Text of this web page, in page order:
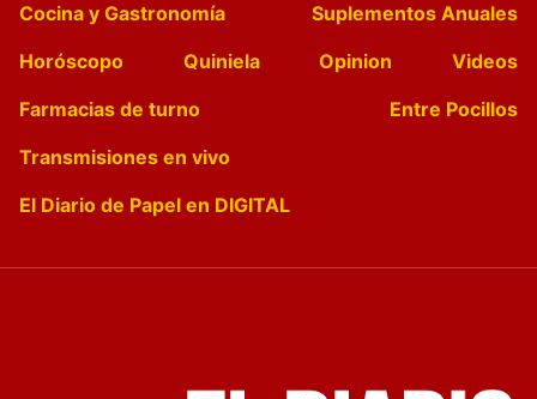
Cocina y Gastronomía
Suplementos Anuales
Horóscopo
Quiniela Opinion
Videos
Farmacias de turno
Entre Pocillos
Transmisiones en vivo
El Diario de Papel en DIGITAL